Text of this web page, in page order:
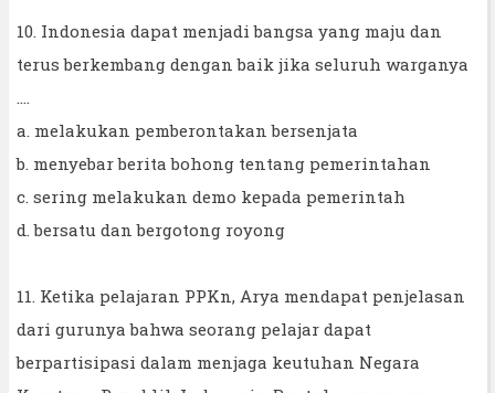
10. Indonesia dapat menjadi bangsa yang maju dan
terus berkembang dengan baik jika seluruh warganya
....
a. melakukan pemberontakan bersenjata
b. menyebar berita bohong tentang pemerintahan
c. sering melakukan demo kepada pemerintah
d. bersatu dan bergotong royong
11. Ketika pelajaran PPKn, Arya mendapat penjelasan
dari gurunya bahwa seorang pelajar dapat
berpartisipasi dalam menjaga keutuhan Negara